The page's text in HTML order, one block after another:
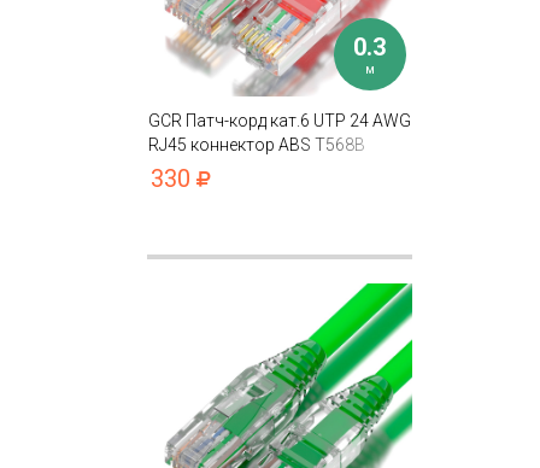
0.3
м
GCR Патч-корд кат.6 UTP 24 AWG
RJ45 коннектор ABS T568B
330